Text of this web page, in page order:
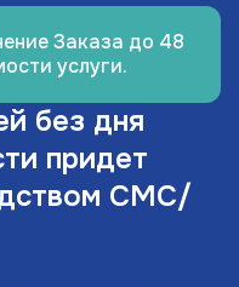
Заказа до 48
услуги.
без дня
придет
СМС/